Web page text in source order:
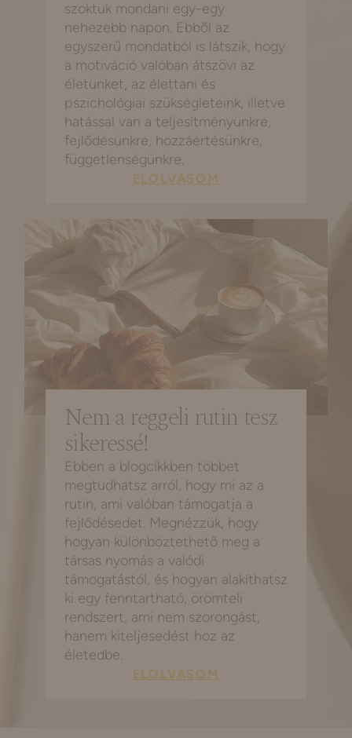
szoktuk mondani egy-egy
nehezebb napon. Ebből az
egyszerű mondatból is látszik, hogy
a motiváció valóban átszövi az
életünket, az élettani és
pszichológiai szükségleteink, illetve
hatással van a teljesítményünkre,
fejlődésünkre, hozzáértésünkre,
függetlenségünkre.
ELOLVASOM
Nem a reggeli rutin tesz
sikeressé!
Ebben a blogcikkben többet
megtudhatsz arról, hogy mi az a
rutin, ami valóban támogatja a
fejlődésedet. Megnézzük, hogy
hogyan különböztethető meg a
társas nyomás a valódi
támogatástól, és hogyan alakíthatsz
ki egy fenntartható, örömteli
rendszert, ami nem szorongást,
hanem kiteljesedést hoz az
életedbe.
ELOLVASOM